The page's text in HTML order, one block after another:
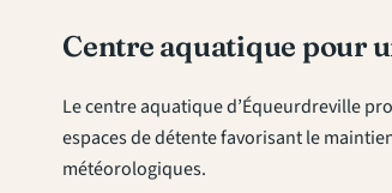
Centre aquatique pour
Le centre aquatique d’Équeurdreville
espaces de détente favorisant le
météorologiques.